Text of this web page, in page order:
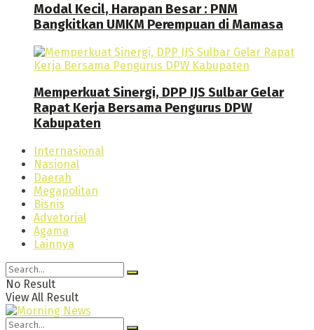
Modal Kecil, Harapan Besar : PNM
Bangkitkan UMKM Perempuan di Mamasa
Memperkuat Sinergi, DPP IJS Sulbar Gelar
Rapat Kerja Bersama Pengurus DPW
Kabupaten
Internasional
Nasional
Daerah
Megapolitan
Bisnis
Advetorial
Agama
Lainnya
No Result
View All Result